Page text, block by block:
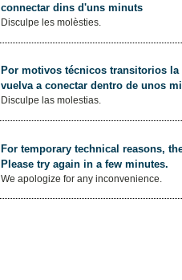
connectar dins d'uns minuts
Disculpe les molèsties.
Por motivos técnicos transitorios
vuelva a conectar dentro de unos
Disculpe las molestias.
For temporary technical reasons,
Please try again in a few minutes.
We apologize for any inconvenience.